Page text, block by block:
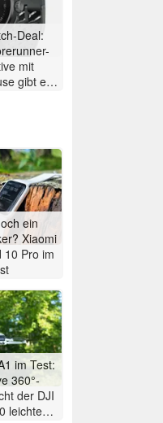
Deal:
mit
gibt es
ein
Xiaomi
10 Pro im
im Test:
360°-
der DJI
leichte